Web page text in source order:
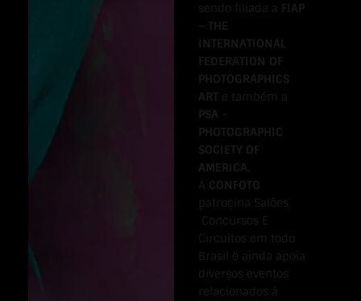
sendo filiada a
FIAP
– THE
INTERNATIONAL
FEDERATION OF
PHOTOGRAPHICS
ART e também a
PSA –
PHOTOGRAPHIC
SOCIETY OF
AMERICA.
A CONFOTO
patrocina Salões,
Concursos E
Circuítos em todo
Brasil e ainda apoia
diversos eventos
relacionados à